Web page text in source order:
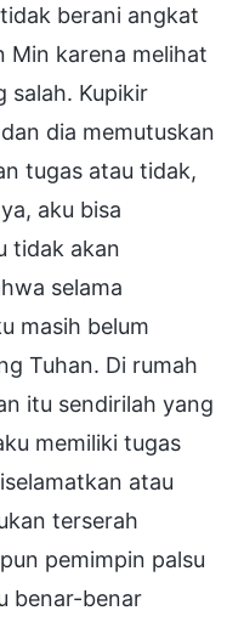
berani angkat
Min karena melihat
salah. Kupikir
dia memutuskan
tugas atau tidak,
aku bisa
tidak akan
selama
masih belum
Tuhan. Di rumah
itu sendirilah yang
memiliki tugas
atau
terserah
pemimpin palsu
benar-benar